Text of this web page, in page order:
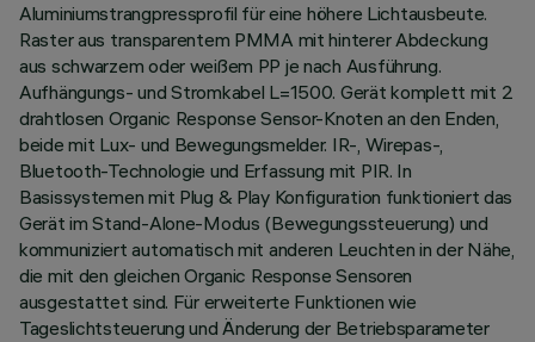
Aluminiumstrangpressprofil für eine höhere Lichtausbeute.
Raster aus transparentem PMMA mit hinterer Abdeckung
aus schwarzem oder weißem PP je nach Ausführung.
Aufhängungs- und Stromkabel L=1500. Gerät komplett mit 2
drahtlosen Organic Response Sensor-Knoten an den Enden,
beide mit Lux- und Bewegungsmelder. IR-, Wirepas-,
Bluetooth-Technologie und Erfassung mit PIR. In
Basissystemen mit Plug & Play Konfiguration funktioniert das
Gerät im Stand-Alone-Modus (Bewegungssteuerung) und
kommuniziert automatisch mit anderen Leuchten in der Nähe,
die mit den gleichen Organic Response Sensoren
ausgestattet sind. Für erweiterte Funktionen wie
Tageslichtsteuerung und Änderung der Betriebsparameter